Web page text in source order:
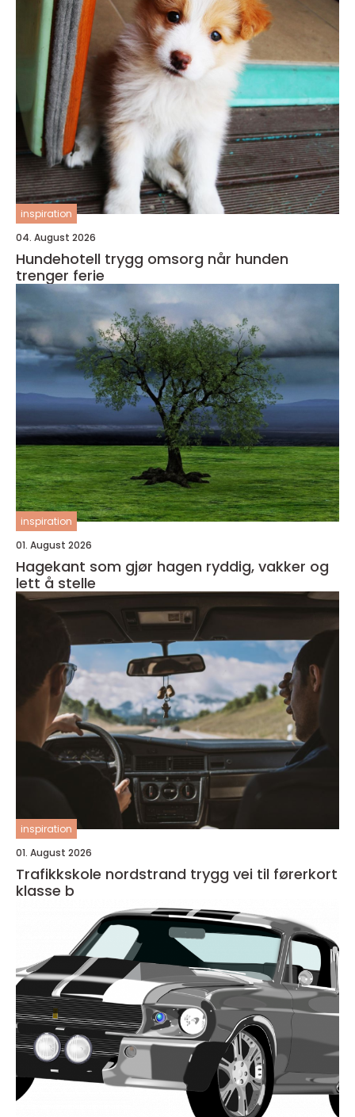
inspiration
04. August 2026
Hundehotell trygg omsorg når hunden
trenger ferie
inspiration
01. August 2026
Hagekant som gjør hagen ryddig, vakker og
lett å stelle
inspiration
01. August 2026
Trafikkskole nordstrand trygg vei til førerkort
klasse b